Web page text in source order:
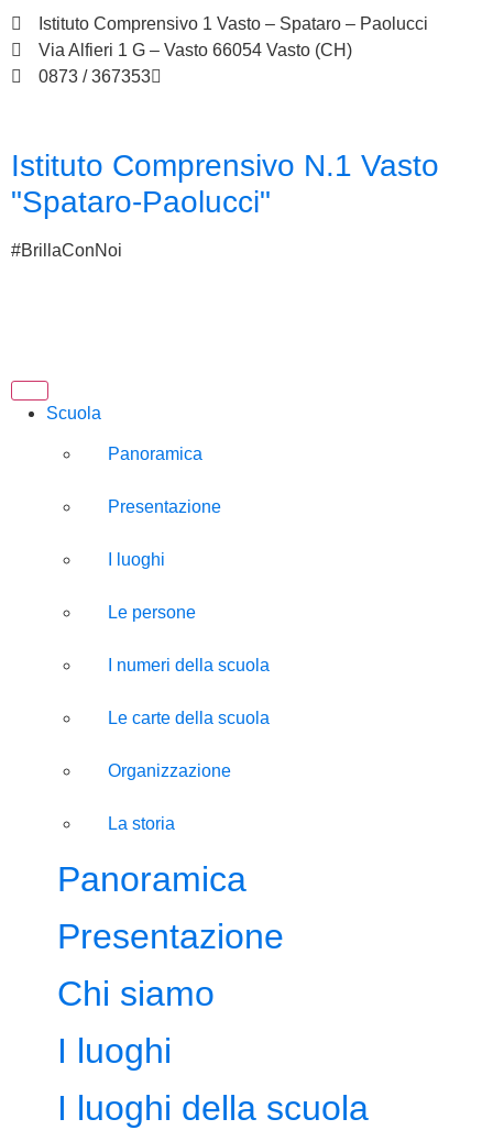
Istituto Comprensivo 1 Vasto – Spataro – Paolucci
Via Alfieri 1 G – Vasto 66054 Vasto (CH)
0873 / 367353
Istituto Comprensivo N.1 Vasto
"Spataro-Paolucci"
#BrillaConNoi
Scuola
Panoramica
Presentazione
I luoghi
Le persone
I numeri della scuola
Le carte della scuola
Organizzazione
La storia
Panoramica
Presentazione
Chi siamo
I luoghi
I luoghi della scuola